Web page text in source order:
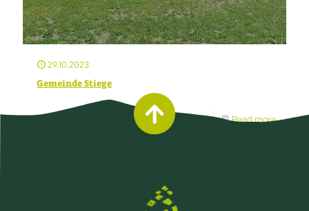
29.10.2023
Gemeinde Stiege
Read more